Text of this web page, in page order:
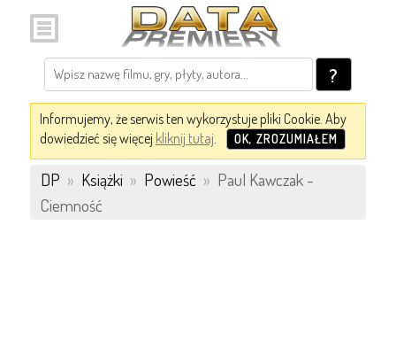
?
Informujemy, że serwis ten wykorzystuje pliki Cookie. Aby
dowiedzieć się więcej kliknij tutaj. OK, ZROZUMIAŁEM
DP » Książki » Powieść » Paul Kawczak -
Ciemność